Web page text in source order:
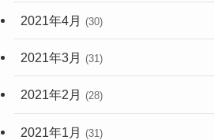
2021年4月 (30)
2021年3月 (31)
2021年2月 (28)
2021年1月 (31)